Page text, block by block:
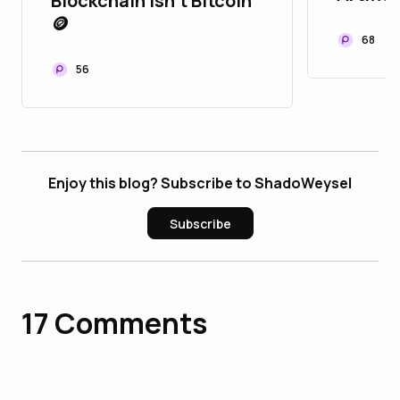
🪙
56
68
Enjoy this blog? Subscribe to ShadoWeysel
Subscribe
17 Comments